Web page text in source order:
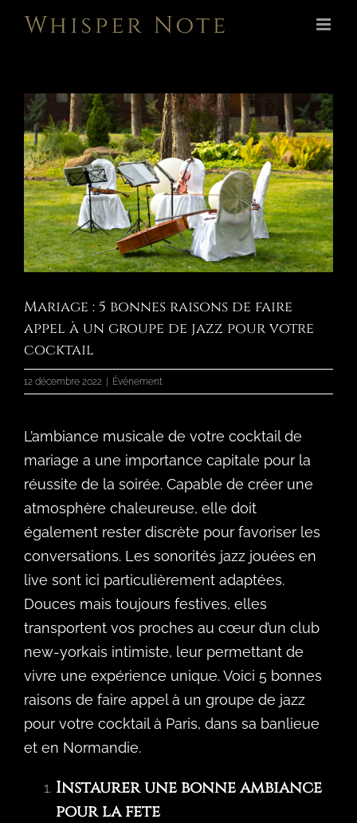
Voir
l'image
agrandie
Mariage : 5 bonnes raisons de faire
appel à un groupe de jazz pour votre
cocktail
12 décembre 2022 | Événement
L’ambiance musicale de votre cocktail de
mariage a une importance capitale pour la
réussite de la soirée. Capable de créer une
atmosphère chaleureuse, elle doit
également rester discrète pour favoriser les
conversations. Les sonorités jazz jouées en
live sont ici particulièrement adaptées.
Douces mais toujours festives, elles
transportent vos proches au cœur d’un club
new-yorkais intimiste, leur permettant de
vivre une expérience unique. Voici 5 bonnes
raisons de faire appel à un groupe de jazz
pour votre cocktail à Paris, dans sa banlieue
et en Normandie.
Instaurer une bonne ambiance
pour la fête